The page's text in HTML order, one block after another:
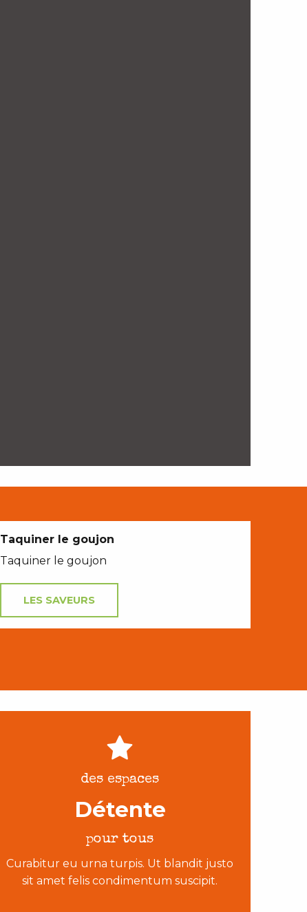
Taquiner le goujon
Taquiner le goujon
LES SAVEURS
des espaces
Détente
pour tous
Curabitur eu urna turpis. Ut blandit justo
sit amet felis condimentum suscipit.